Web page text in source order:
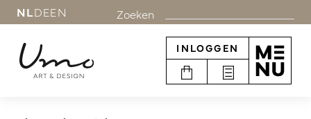
NLDEEN Zoeken
INLOGGEN